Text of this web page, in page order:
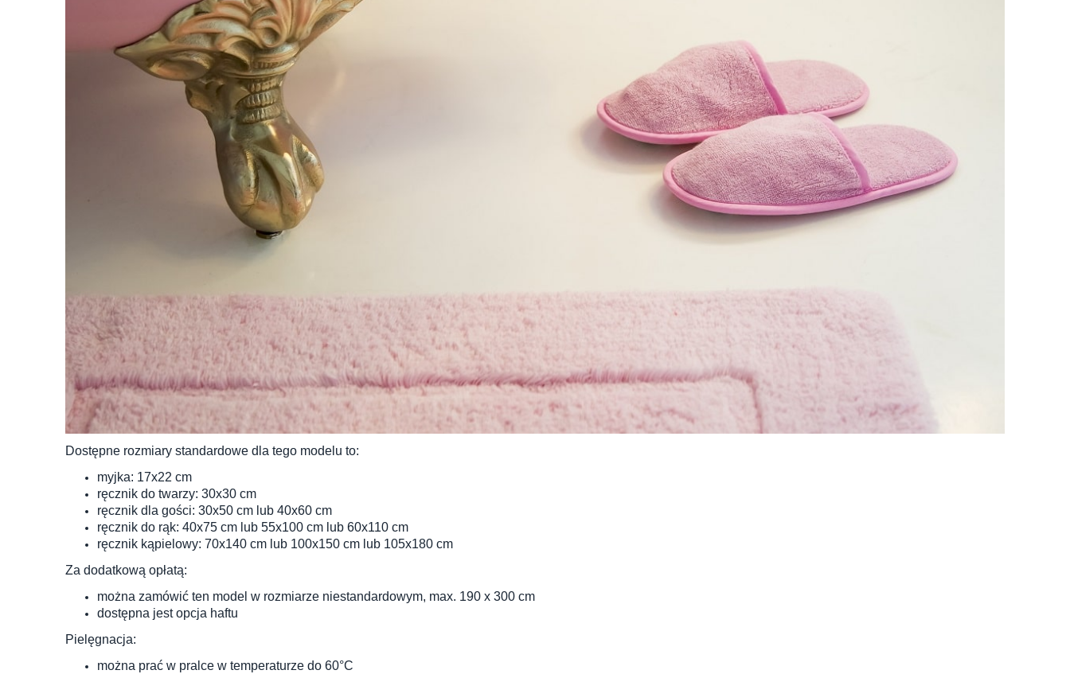
Dostępne rozmiary standardowe dla tego modelu to:
myjka: 17x22 cm
ręcznik do twarzy: 30x30 cm
ręcznik dla gości: 30x50 cm lub 40x60 cm
ręcznik do rąk: 40x75 cm lub 55x100 cm lub 60x110 cm
ręcznik kąpielowy: 70x140 cm lub 100x150 cm lub 105x180 cm
Za dodatkową opłatą:
można zamówić ten model w rozmiarze niestandardowym, max. 190 x 300 cm
dostępna jest opcja haftu
Pielęgnacja:
można prać w pralce w temperaturze do 60°C